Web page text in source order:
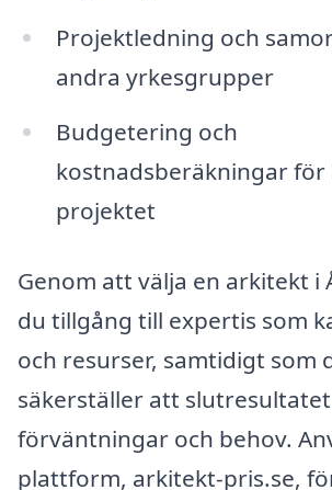
Projektledning och
andra yrkesgrupper
Budgetering och
kostnadsberäkningar för
projektet
Genom att välja en arkitekt i
du tillgång till expertis som
och resurser, samtidigt som
säkerställer att
förväntningar och behov.
plattform, arkitekt-pris.se,